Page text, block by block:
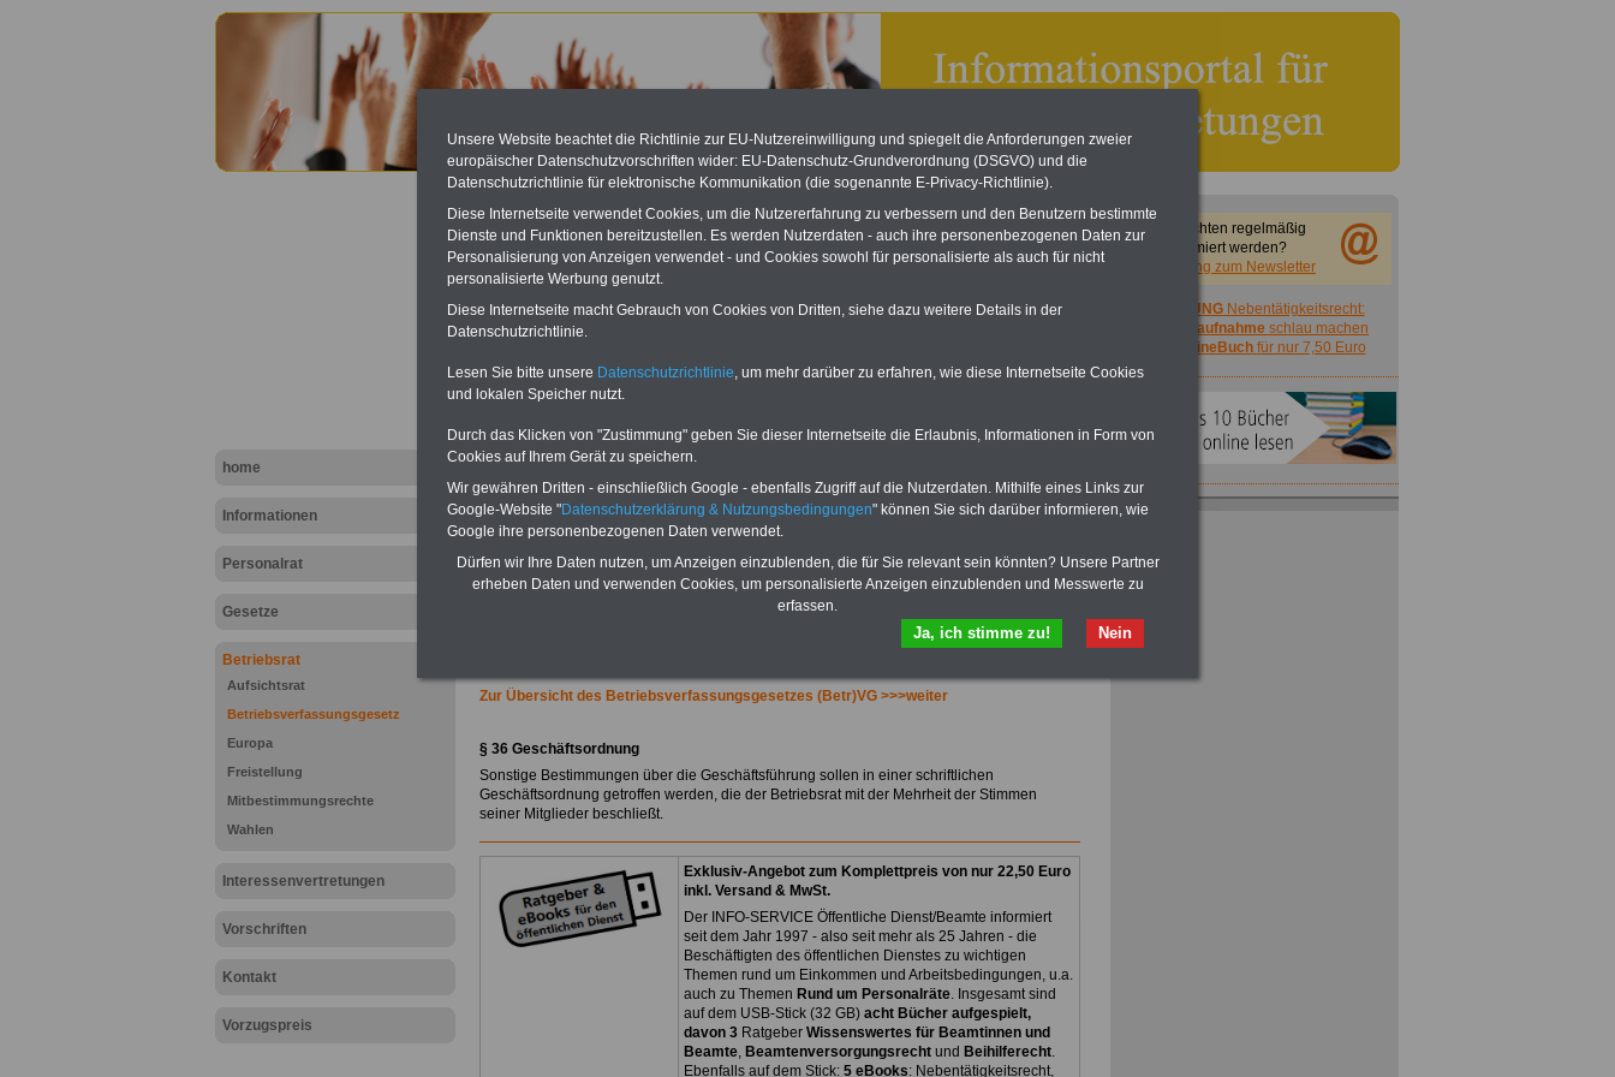
home
Informationen
Personalrat
Gesetze
Betriebsrat
Aufsichtsrat
Betriebsverfassungsgesetz
Europa
Freistellung
Mitbestimmungsrechte
Wahlen
Interessenvertretungen
Vorschriften
Kontakt
Vorzugspreis
Betriebsverfassungsgesetz (BetrVG): § 36 Geschäftsordnung
ÖD neu aufgelegt
Oktober 2025 neu aufgelegt. Mit
allen Entgelttabellen für
sowie den
Auszubildendenvergütungen,
Bund, Länder und Kommunen.
>>>Hier zur Bestellung des
Zur Übersicht des Betriebsverfassungsgesetzes (Betr)VG >>>weiter
§ 36 Geschäftsordnung
Sonstige Bestimmungen über die Geschäftsführung sollen in einer schriftlichen
Geschäftsordnung getroffen werden, die der Betriebsrat mit der Mehrheit der Stimmen
seiner Mitglieder beschließt.
Exklusiv-Angebot zum Komplettpreis von nur 22,50 Euro
inkl. Versand & MwSt.
Der INFO-SERVICE Öffentliche Dienst/Beamte informiert
seit dem Jahr 1997 - also seit mehr als 25 Jahren - die
Beschäftigten des öffentlichen Dienstes zu wichtigen
Themen rund um Einkommen und Arbeitsbedingungen, u.a.
auch zu Themen Rund um Personalräte. Insgesamt sind
auf dem USB-Stick (32 GB) acht Bücher aufgespielt,
davon 3 Ratgeber Wissenswertes für Beamtinnen und
Beamte, Beamtenversorgungsrecht und Beihilferecht.
Ebenfalls auf dem Stick: 5 eBooks: Nebentätigkeitsrecht,
Sie möchten regelmäßig
informiert werden?
Anmeldung zum Newsletter
ACHTUNGNebentätigkeitsrecht:
vor Jobaufnahme schlau machen
OnlineBuchfür nur 7,50 Euro
Unsere Website beachtet die Richtlinie zur EU-Nutzereinwilligung und spiegelt die Anforderungen zweier
europäischer Datenschutzvorschriften wider: EU-Datenschutz-Grundverordnung (DSGVO) und die
Datenschutzrichtlinie für elektronische Kommunikation (die sogenannte E-Privacy-Richtlinie).
Diese Internetseite verwendet Cookies, um die Nutzererfahrung zu verbessern und den Benutzern bestimmte
Dienste und Funktionen bereitzustellen. Es werden Nutzerdaten - auch ihre personenbezogenen Daten zur
Personalisierung von Anzeigen verwendet - und Cookies sowohl für personalisierte als auch für nicht
personalisierte Werbung genutzt.
Diese Internetseite macht Gebrauch von Cookies von Dritten, siehe dazu weitere Details in der
Datenschutzrichtlinie.
Lesen Sie bitte unsere Datenschutzrichtlinie, um mehr darüber zu erfahren, wie diese Internetseite Cookies
und lokalen Speicher nutzt.
Durch das Klicken von "Zustimmung" geben Sie dieser Internetseite die Erlaubnis, Informationen in Form von
Cookies auf Ihrem Gerät zu speichern.
Wir gewähren Dritten - einschließlich Google - ebenfalls Zugriff auf die Nutzerdaten. Mithilfe eines Links zur
Google-Website "Datenschutzerklärung & Nutzungsbedingungen" können Sie sich darüber informieren, wie
Google ihre personenbezogenen Daten verwendet.
Dürfen wir Ihre Daten nutzen, um Anzeigen einzublenden, die für Sie relevant sein könnten? Unsere Partner
erheben Daten und verwenden Cookies, um personalisierte Anzeigen einzublenden und Messwerte zu
erfassen.
Nein
Ja, ich stimme zu!